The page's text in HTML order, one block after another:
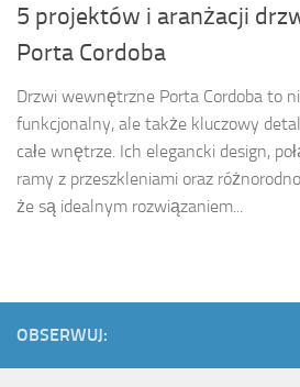
5 projektów i aranżacji
Porta Cordoba
Drzwi wewnętrzne Porta Cordoba to
funkcjonalny, ale także kluczowy
całe wnętrze. Ich elegancki design,
ramy z przeszkleniami oraz
że są idealnym rozwiązaniem...
OBSERWUJ: